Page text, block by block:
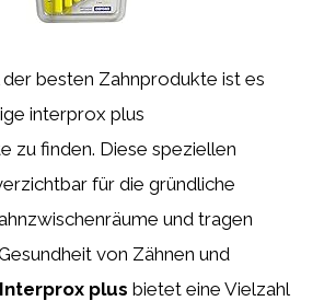
der besten Zahnprodukte ist es
interprox plus
zu finden. Diese speziellen
für die gründliche
und tragen
von Zähnen und
Interprox plus bietet eine Vielzahl